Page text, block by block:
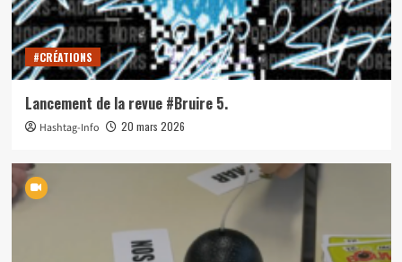
#CRÉATIONS
Lancement de la revue #Bruire 5.
Hashtag-Info 20 mars 2026